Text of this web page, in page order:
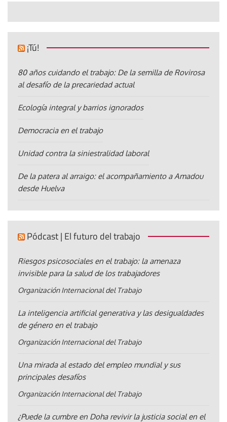
¡Tú!
80 años cuidando el trabajo: De la semilla de Rovirosa
al desafío de la precariedad actual
Ecología integral y barrios ignorados
Democracia en el trabajo
Unidad contra la siniestralidad laboral
De la patera al arraigo: el acompañamiento a Amadou
desde Huelva
Pódcast | El futuro del trabajo
Riesgos psicosociales en el trabajo: la amenaza
invisible para la salud de los trabajadores
Organización Internacional del Trabajo
La inteligencia artificial generativa y las desigualdades
de género en el trabajo
Organización Internacional del Trabajo
Una mirada al estado del empleo mundial y sus
principales desafíos
Organización Internacional del Trabajo
¿Puede la cumbre en Doha revivir la justicia social en el